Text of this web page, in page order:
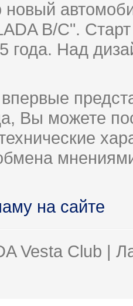
новый
B/C".
года. Над
Вы можете
на сайте
Vesta Club |